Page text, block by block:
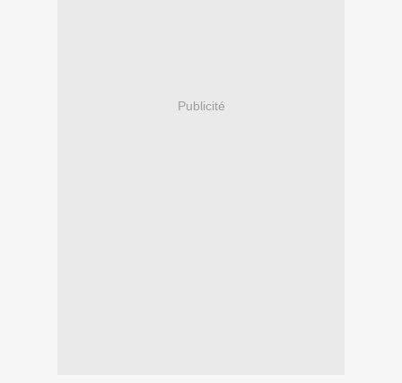
Publicité